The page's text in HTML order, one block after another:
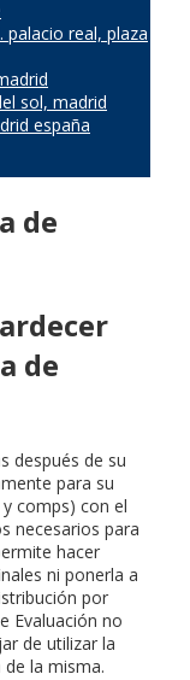
palacio real, plaza
sol, madrid
españa
de
de
después de su
para su
comps) con el
necesarios para
hacer
ni ponerla a
por
Evaluación no
de utilizar la
la misma.